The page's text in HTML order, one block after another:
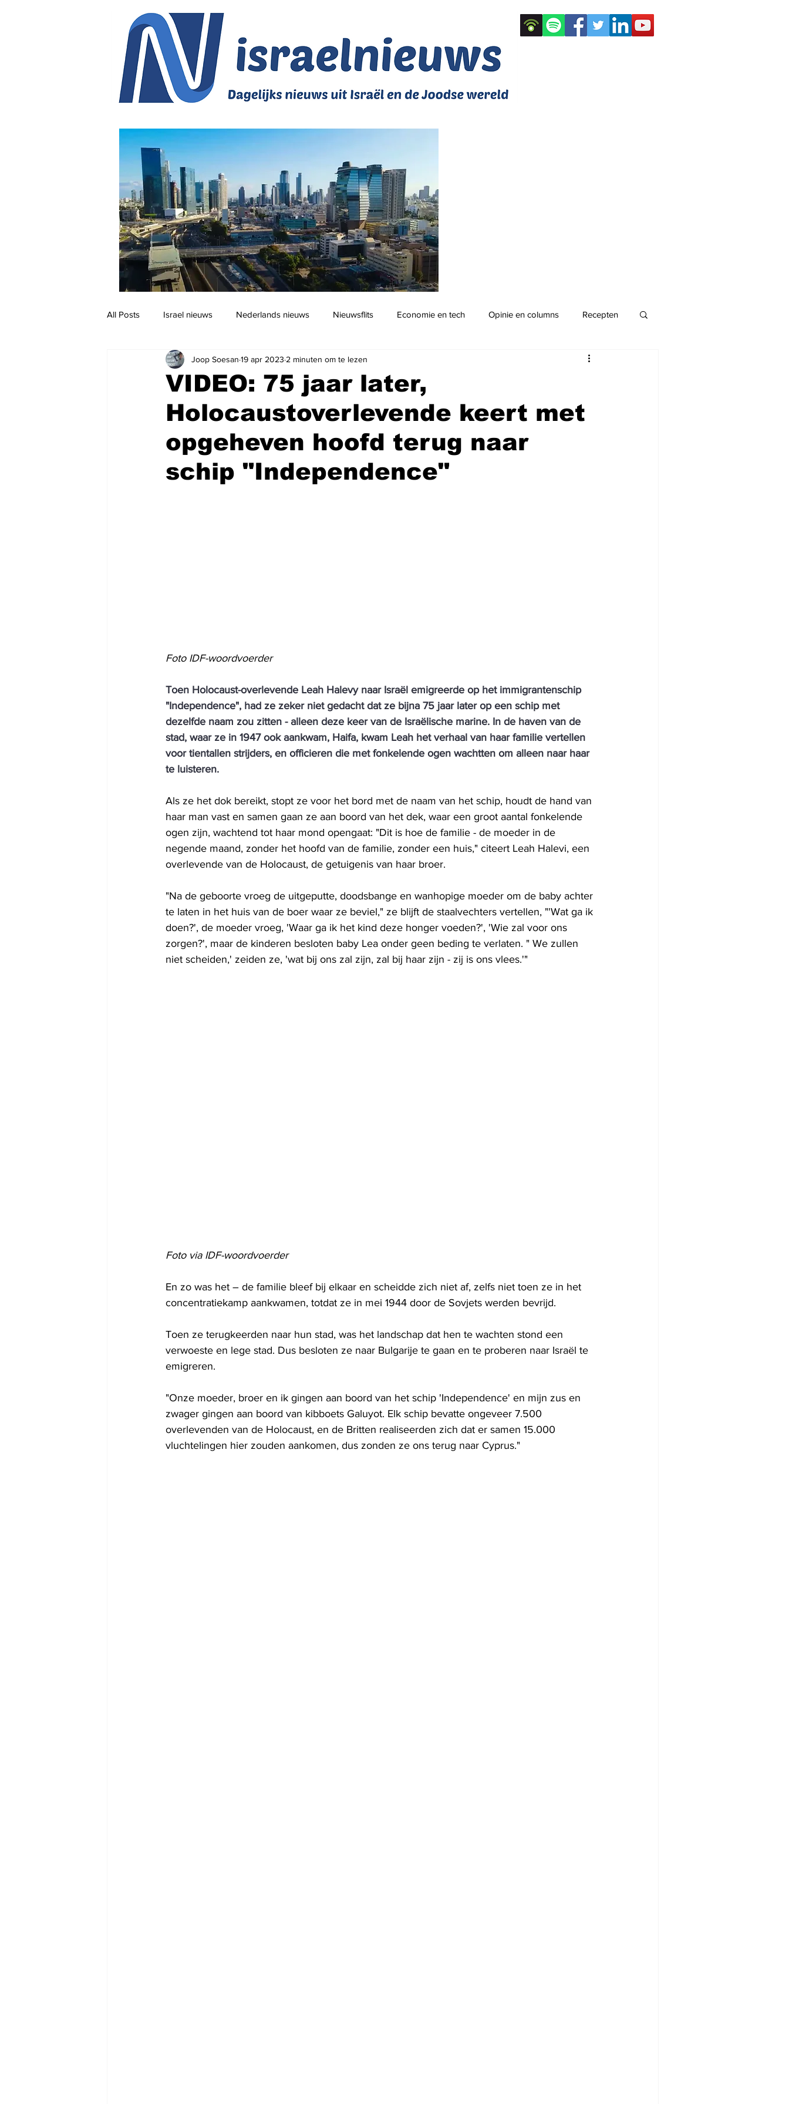
All Posts Israel nieuws Nederlands nieuws Nieuwsflits Economie en tech Opinie en columns Recepten
Jodendom en cultuur Podcast
VIDEO: 75 jaar later,
Holocaustoverlevende keert met
opgeheven hoofd terug naar
schip "Independence"
Joop Soesan 19 apr 2023 2 minuten om te lezen
Foto IDF-woordvoerder
Toen Holocaust-overlevende Leah Halevy naar Israël emigreerde op het immigrantenschip
"Independence", had ze zeker niet gedacht dat ze bijna 75 jaar later op een schip met
dezelfde naam zou zitten - alleen deze keer van de Israëlische marine. In de haven van de
stad, waar ze in 1947 ook aankwam, Haifa, kwam Leah het verhaal van haar familie vertellen
voor tientallen strijders, en officieren die met fonkelende ogen wachtten om alleen naar haar
te luisteren.
Als ze het dok bereikt, stopt ze voor het bord met de naam van het schip, houdt de hand van
haar man vast en samen gaan ze aan boord van het dek, waar een groot aantal fonkelende
ogen zijn, wachtend tot haar mond opengaat: "Dit is hoe de familie - de moeder in de
negende maand, zonder het hoofd van de familie, zonder een huis," citeert Leah Halevi, een
overlevende van de Holocaust, de getuigenis van haar broer.
"Na de geboorte vroeg de uitgeputte, doodsbange en wanhopige moeder om de baby achter
te laten in het huis van de boer waar ze beviel," ze blijft de staalvechters vertellen, "'Wat ga ik
doen?', de moeder vroeg, 'Waar ga ik het kind deze honger voeden?', 'Wie zal voor ons
zorgen?', maar de kinderen besloten baby Lea onder geen beding te verlaten. " We zullen
niet scheiden,' zeiden ze, 'wat bij ons zal zijn, zal bij haar zijn - zij is ons vlees.'"
Foto via IDF-woordvoerder
En zo was het – de familie bleef bij elkaar en scheidde zich niet af, zelfs niet toen ze in het
concentratiekamp aankwamen, totdat ze in mei 1944 door de Sovjets werden bevrijd.
Toen ze terugkeerden naar hun stad, was het landschap dat hen te wachten stond een
verwoeste en lege stad. Dus besloten ze naar Bulgarije te gaan en te proberen naar Israël te
emigreren.
"Onze moeder, broer en ik gingen aan boord van het schip 'Independence' en mijn zus en
zwager gingen aan boord van kibboets Galuyot. Elk schip bevatte ongeveer 7.500
overlevenden van de Holocaust, en de Britten realiseerden zich dat er samen 15.000
vluchtelingen hier zouden aankomen, dus zonden ze ons terug naar Cyprus."